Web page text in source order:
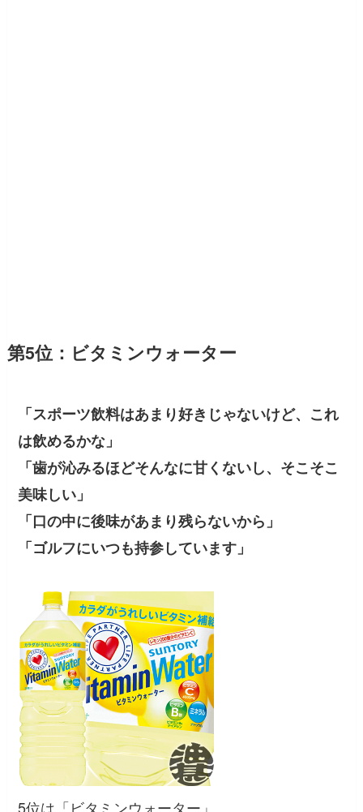
第5位：ビタミンウォーター
「スポーツ飲料はあまり好きじゃないけど、これ
は飲めるかな」
「歯が沁みるほどそんなに甘くないし、そこそこ
美味しい」
「口の中に後味があまり残らないから」
「ゴルフにいつも持参しています」
5位は「ビタミンウォーター」